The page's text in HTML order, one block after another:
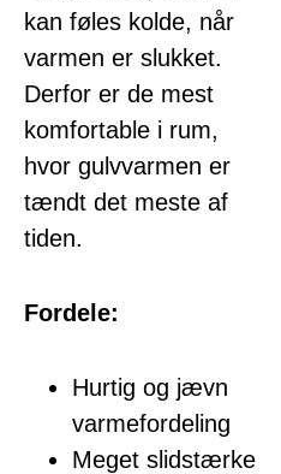
kan føles kolde, når
varmen er slukket.
Derfor er de mest
komfortable i rum,
hvor gulvvarmen er
tændt det meste af
tiden.
Fordele:
Hurtig og jævn
varmefordeling
Meget slidstærke